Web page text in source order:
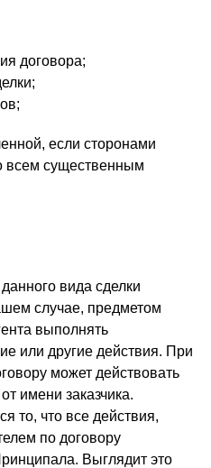
договора;
если сторонами
всем существенным
вида сделки
случае, предметом
выполнять
или другие действия. При
может действовать
имени заказчика.
то, что все действия,
по договору
Выглядит это